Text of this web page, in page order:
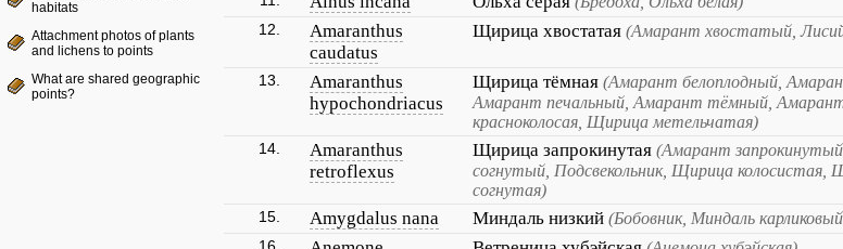
habitats
Attachment photos of plants
and lichens to points
What are shared geographic
points?
12.
Amaranthus
caudatus
Щирица хвостатая (Амарант хвостатый,
13.
Amaranthus
hypochondriacus
Щирица тёмная (Амарант белоплодный,
Амарант печальный, Амарант тёмный,
красноколосая, Щирица метельчатая)
14.
Amaranthus
retroflexus
Щирица запрокинутая (Амарант
согнутый, Подсвекольник, Щирица
согнутая)
15. Amygdalus nana Миндаль низкий (Бобовник, Миндаль